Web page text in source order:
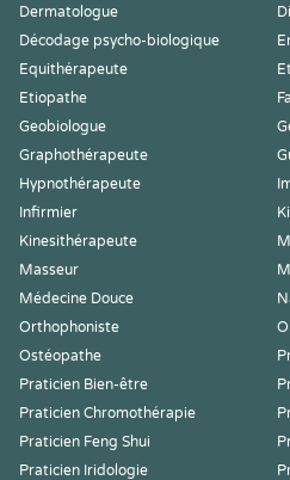
Dermatologue
Décodage psycho-biologique
Equithérapeute
Etiopathe
Geobiologue
Graphothérapeute
Hypnothérapeute
Infirmier
Kinesithérapeute
Masseur
Médecine Douce
Orthophoniste
Ostéopathe
Praticien Bien-être
Praticien Chromothérapie
Praticien Feng Shui
Praticien Iridologie